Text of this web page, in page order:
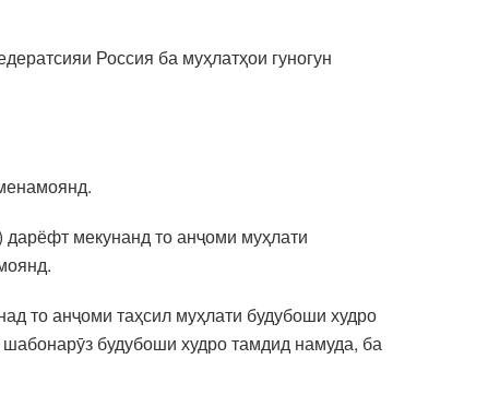
Россия ба муҳлатҳои гуногун
мекунанд то анҷоми муҳлати
то анҷоми таҳсил муҳлати будубоши худро
будубоши худро тамдид намуда, ба